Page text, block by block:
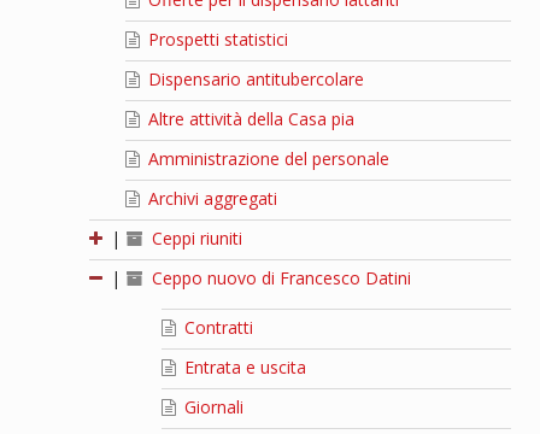
Prospetti statistici
Dispensario antitubercolare
Altre attività della Casa pia
Amministrazione del personale
Archivi aggregati
|
Ceppi riuniti
|
Ceppo nuovo di Francesco Datini
Contratti
Entrata e uscita
Giornali